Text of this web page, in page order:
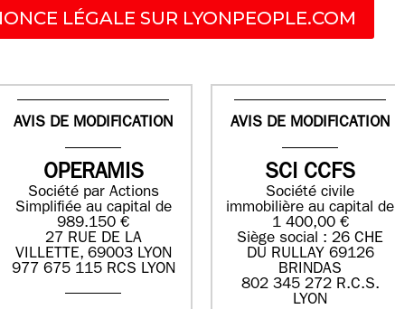
LÉGALE SUR LYONPEOPLE.COM
AVIS DE MODIFICATION
OPERAMIS
Société par Actions
Simplifiée au capital de
989.150 €
27 RUE DE LA
VILLETTE, 69003 LYON
977 675 115 RCS LYON
AVIS DE MODIFICATION
SCI CCFS
Société civile
immobilière au capital de
1 400,00 €
Siège social : 26 CHE
DU RULLAY 69126
BRINDAS
802 345 272 R.C.S.
LYON